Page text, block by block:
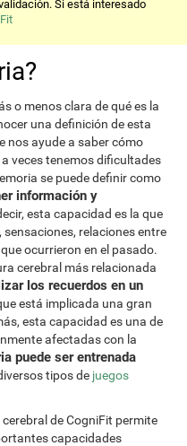
Si está interesado
o menos clara de qué es la
una definición de esta
nos ayude a saber cómo
veces tenemos dificultades
se puede definir como
información y
esta capacidad es la que
relaciones entre
ocurrieron en el pasado.
cerebral más relacionada
los recuerdos en un
está implicada una gran
esta capacidad es una de
afectadas con la
puede ser entrenada
tipos de juegos
de CogniFit permite
capacidades